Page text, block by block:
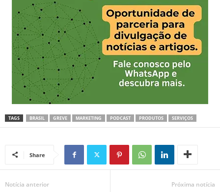
TAGS BRASIL GREVE MARKETING PODCAST PRODUTOS SERVIÇOS
Share
Notícia anterior Próxima notícia